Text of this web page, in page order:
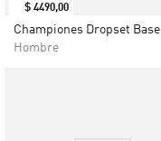
$ 4490,00
Championes Dropset Base
Hombre